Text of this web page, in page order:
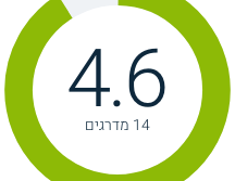
4.6
14 מדרגים